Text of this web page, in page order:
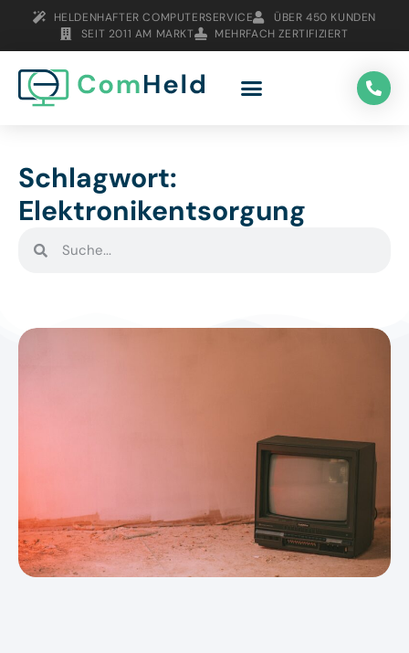
HELDENHAFTER COMPUTERSERVICE
ÜBER 450 KUNDEN
SEIT 2011 AM MARKT
MEHRFACH ZERTIFIZIERT
Schlagwort:
Elektronikentsorgung